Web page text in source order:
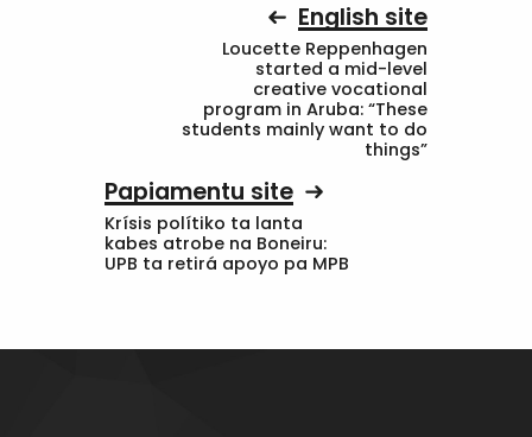
English site
Loucette Reppenhagen
started a mid-level
creative vocational
program in Aruba: “These
students mainly want to do
things”
Papiamentu site
Krísis polítiko ta lanta
kabes atrobe na Boneiru:
UPB ta retirá apoyo pa MPB